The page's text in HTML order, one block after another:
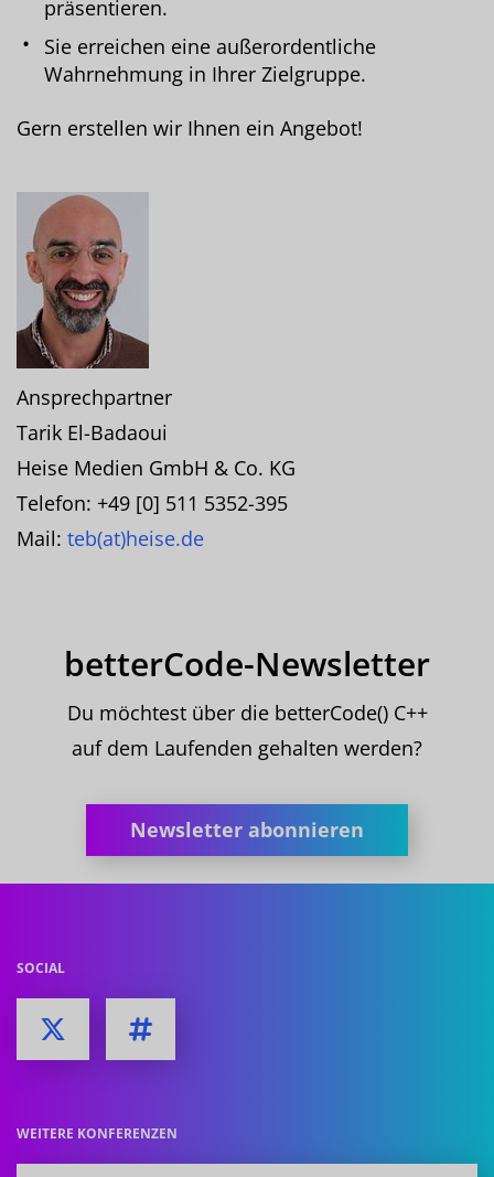
präsentieren.
Sie erreichen eine außerordentliche
Wahrnehmung in Ihrer Zielgruppe.
Gern erstellen wir Ihnen ein Angebot!
Ansprechpartner
Tarik El-Badaoui
Heise Medien GmbH & Co. KG
Telefon: +49 [0] 511 5352-395
Mail: teb(at)heise.de
betterCode-Newsletter
Du möchtest über die betterCode() C++
auf dem Laufenden gehalten werden?
Newsletter abonnieren
SOCIAL
WEITERE KONFERENZEN